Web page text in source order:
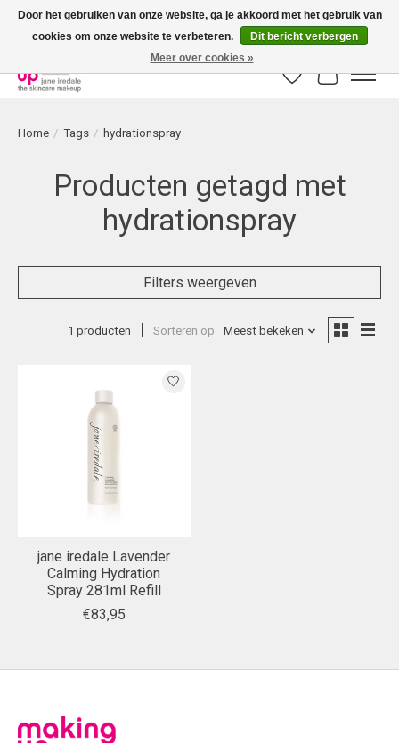
Bestellingen boven € 50,00 worden altijd gratis verzonden!
Verlanglijst
Home / Tags / hydrationspray
Producten getagd met
hydrationspray
Filters weergeven
1 producten Sorteren op Meest bekeken
jane iredale Lavender
Calming Hydration
Spray 281ml Refill
€83,95
Door het gebruiken van onze website, ga je akkoord met het gebruik van
cookies om onze website te verbeteren.
Dit bericht verbergen
Meer over cookies »